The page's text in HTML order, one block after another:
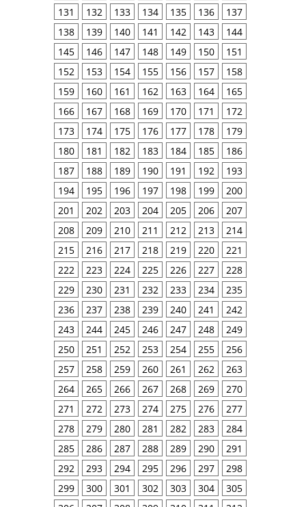
131
132 133 134 135 136
137
138
139 140 141 142 143
144
145
146 147 148 149 150
151
152
153 154 155 156 157
158
159
160 161 162 163 164
165
166
167 168 169 170 171
172
173
174 175 176 177 178
179
180
181 182 183 184 185
186
187
188 189 190 191 192
193
194
195 196 197 198 199
200
201
202 203 204 205 206
207
208
209 210 211 212 213
214
215
216 217 218 219 220
221
222
223 224 225 226 227
228
229
230 231 232 233 234
235
236
237 238 239 240 241
242
243
244 245 246 247 248
249
250
251 252 253 254 255
256
257
258 259 260 261 262
263
264
265 266 267 268 269
270
271
272 273 274 275 276
277
278
279 280 281 282 283
284
285
286 287 288 289 290
291
292
293 294 295 296 297
298
299
300 301 302 303 304
305